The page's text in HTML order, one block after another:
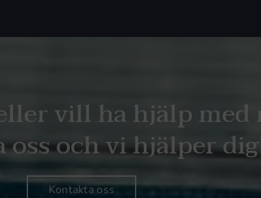
vill ha hjälp med
och vi hjälper
Kontakta oss